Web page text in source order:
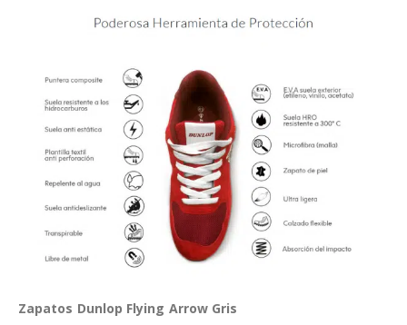
Zapatos Dunlop Flying Arrow Gris